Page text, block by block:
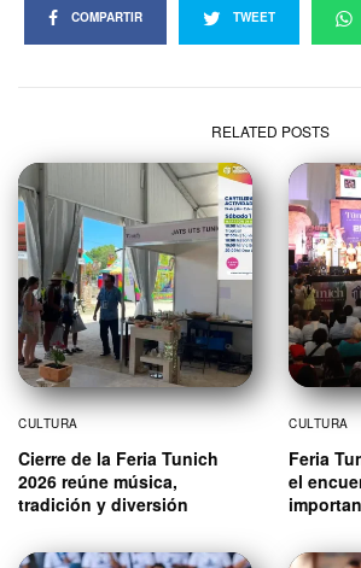
COMPARTIR TWEET
RELATED POSTS
CULTURA
Cierre de la Feria Tunich
2026 reúne música,
tradición y diversión
CULTURA
Feria
el